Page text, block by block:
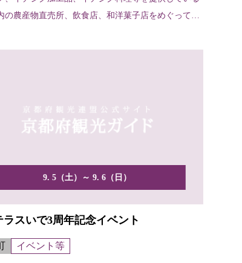
の農産物直売所、飲食店、和洋菓子店をめぐってい
9. 5（土）～ 9. 6（日）
ラスいで3周年記念イベント
イベント等